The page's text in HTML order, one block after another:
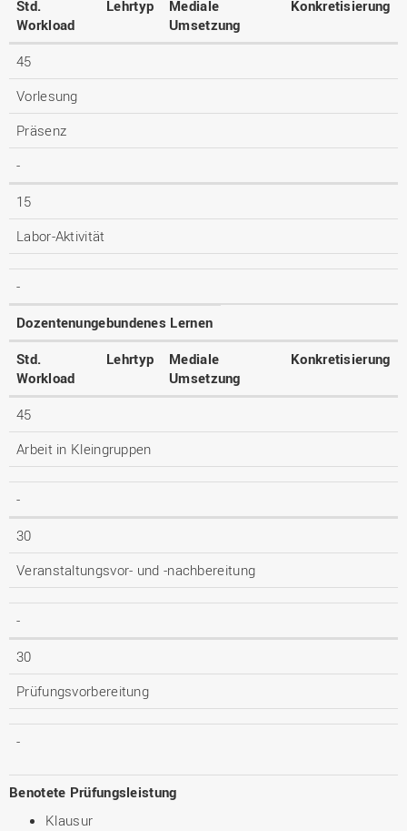
Std.
Workload
Lehrtyp
Mediale
Umsetzung
Konkretisierung
45
Vorlesung
Präsenz
-
15
Labor-Aktivität
-
Dozentenungebundenes Lernen
Std.
Workload
Lehrtyp
Mediale
Umsetzung
Konkretisierung
45
Arbeit in Kleingruppen
-
30
Veranstaltungsvor- und -nachbereitung
-
30
Prüfungsvorbereitung
-
Benotete Prüfungsleistung
Klausur